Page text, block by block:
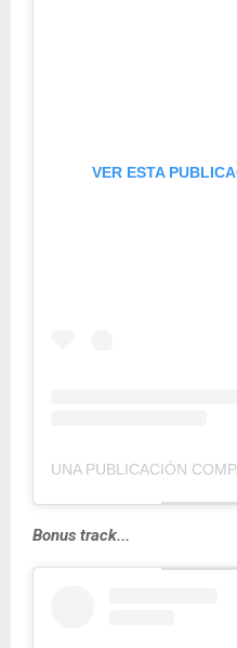
VER ESTA
Bonus track...